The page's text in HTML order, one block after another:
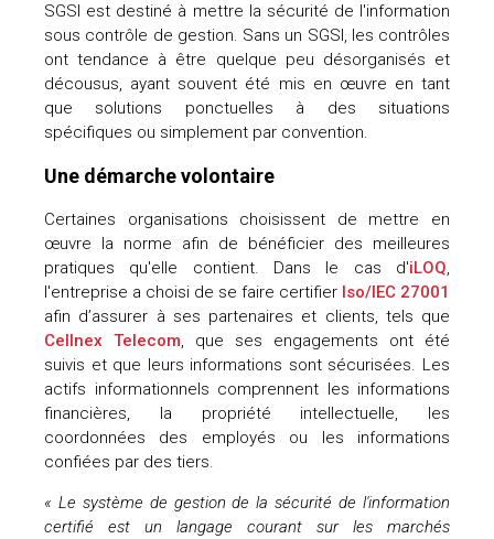
SGSI est destiné à mettre la sécurité de l'information
sous contrôle de gestion. Sans un SGSI, les contrôles
ont tendance à être quelque peu désorganisés et
décousus, ayant souvent été mis en œuvre en tant
que solutions ponctuelles à des situations
spécifiques ou simplement par convention.
Une démarche volontaire
Certaines organisations choisissent de mettre en
œuvre la norme afin de bénéficier des meilleures
pratiques qu'elle contient. Dans le cas d'iLOQ,
l'entreprise a choisi de se faire certifier Iso/IEC 27001
afin d’assurer à ses partenaires et clients, tels que
Cellnex Telecom, que ses engagements ont été
suivis et que leurs informations sont sécurisées. Les
actifs informationnels comprennent les informations
financières, la propriété intellectuelle, les
coordonnées des employés ou les informations
confiées par des tiers.
« Le système de gestion de la sécurité de l'information
certifié est un langage courant sur les marchés